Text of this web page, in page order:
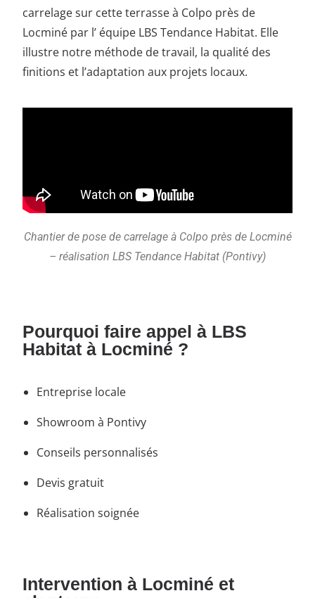
carrelage sur cette terrasse à Colpo près de
Locminé par l’ équipe LBS Tendance Habitat. Elle
illustre notre méthode de travail, la qualité des
finitions et l’adaptation aux projets locaux.
Chantier de pose de carrelage à Colpo près de Locminé
– réalisation LBS Tendance Habitat (Pontivy)
Pourquoi faire appel à LBS
Habitat à Locminé ?
Entreprise locale
Showroom à Pontivy
Conseils personnalisés
Devis gratuit
Réalisation soignée
Intervention à Locminé et